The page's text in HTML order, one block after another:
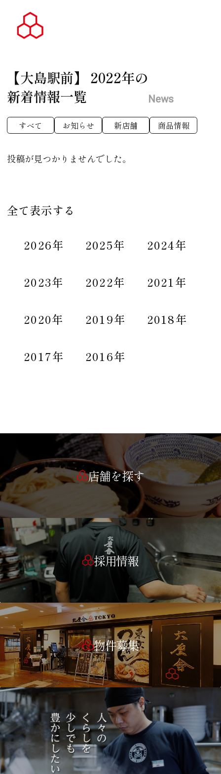
【大島駅前】 2022年の
新着情報一覧
News
すべて お知らせ 新店舗 商品情報
投稿が見つかりませんでした。
全て表示する
2026年 2025年 2024年
2023年 2022年 2021年
2020年 2019年 2018年
2017年 2016年
店舗を探す
採用情報
物件募集